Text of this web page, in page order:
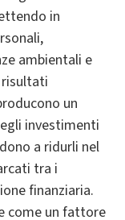
in
ambientali e
risultati
un
investimenti
a ridurli nel
tra i
finanziaria.
come un fattore